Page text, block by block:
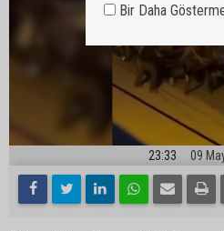
23:33 09
Bir Daha